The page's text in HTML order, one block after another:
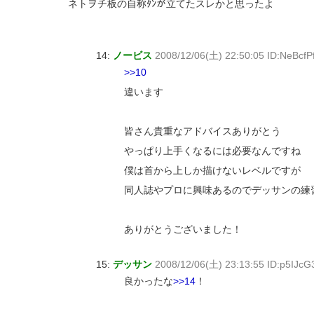
ネトヲチ板の自称ﾀﾝが立てたスレかと思ったよ
14: ノービス 2008/12/06(土) 22:50:05
>>10
違います
皆さん貴重なアドバイスありがとう
やっぱり上手くなるには必要なんですね
僕は首から上しか描けないレベルですが
同人誌やプロに興味あるのでデッサンの
ありがとうございました！
15: デッサン 2008/12/06(土) 23:13:55
良かったな>>14 ！